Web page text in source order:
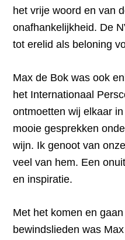
het vrije woord en van
onafhankelijkheid. De
tot erelid als beloning
Max de Bok was ook
het Internationaal
ontmoetten wij elkaar
mooie gesprekken
wijn. Ik genoot van
veel van hem. Een
en inspiratie.
Met het komen en
bewindslieden was